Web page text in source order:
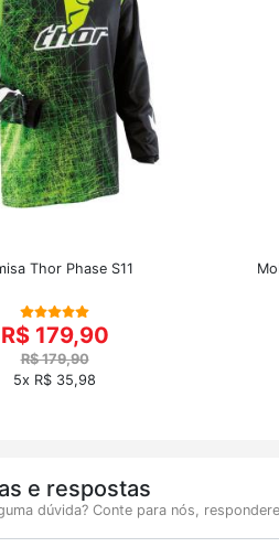
Thor Phase S11
R$ 179,90
R$ 179,90
5x R$ 35,98
e respostas
dúvida? Conte para nós,